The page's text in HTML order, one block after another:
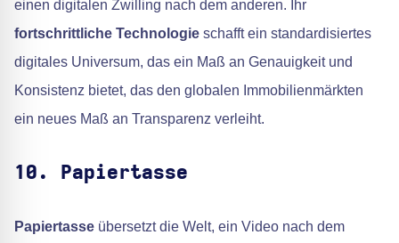
einen digitalen Zwilling nach dem anderen. Ihr
fortschrittliche Technologie schafft ein standardisiertes
digitales Universum, das ein Maß an Genauigkeit und
Konsistenz bietet, das den globalen Immobilienmärkten
ein neues Maß an Transparenz verleiht.
10. Papiertasse
Papiertasse übersetzt die Welt, ein Video nach dem